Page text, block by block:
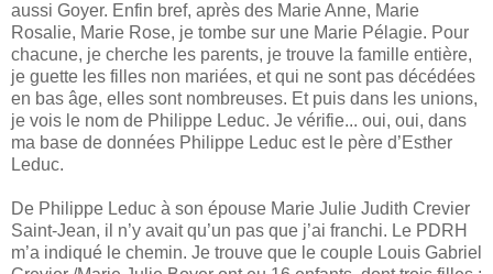
aussi Goyer. Enfin bref, après des Marie Anne, Marie
Rosalie, Marie Rose, je tombe sur une Marie Pélagie. Pour
chacune, je cherche les parents, je trouve la famille entière,
je guette les filles non mariées, et qui ne sont pas décédées
en bas âge, elles sont nombreuses. Et puis dans les unions,
je vois le nom de Philippe Leduc. Je vérifie... oui, oui, dans
ma base de données Philippe Leduc est le père d’Esther
Leduc.
De Philippe Leduc à son épouse Marie Julie Judith Crevier
Saint-Jean, il n’y avait qu’un pas que j’ai franchi. Le PDRH
m’a indiqué le chemin. Je trouve que le couple Louis Gabriel